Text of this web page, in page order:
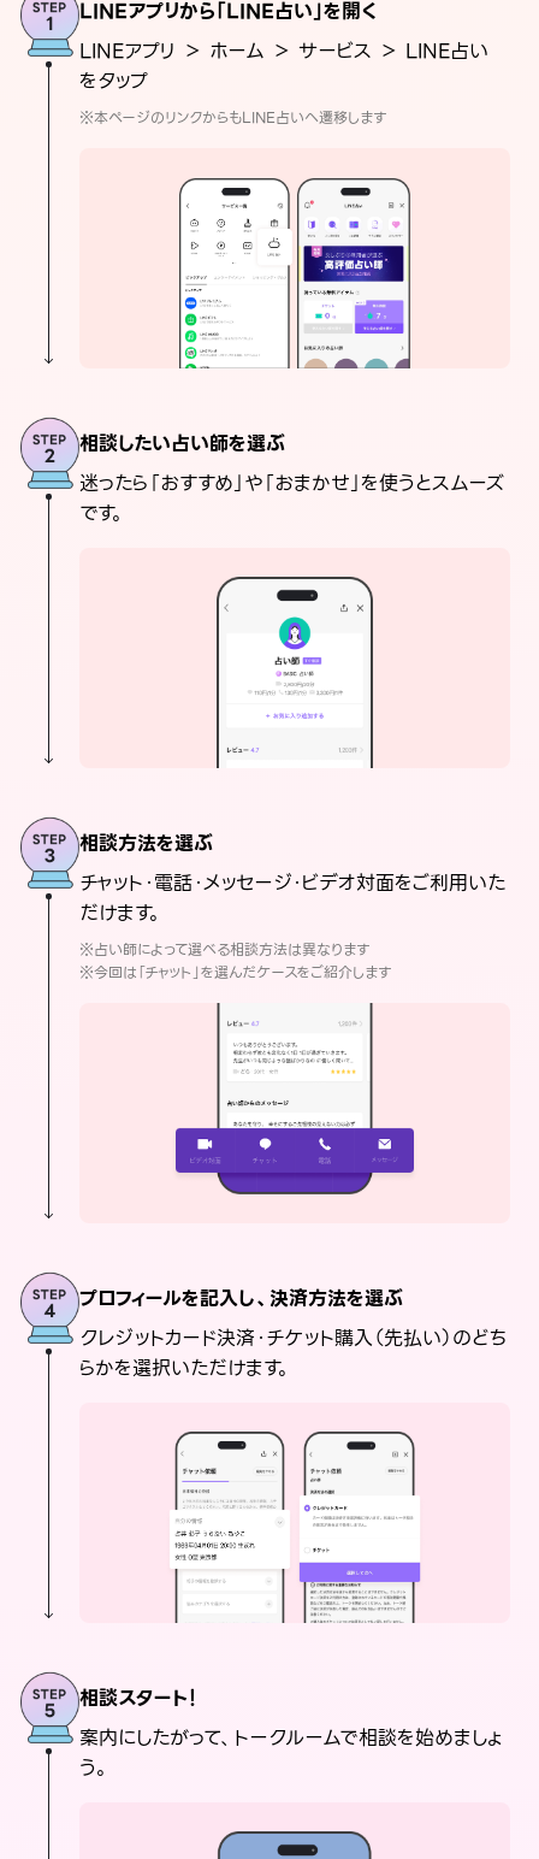
LINEアプリから「LINE占い」を開く
LINEアプリ ＞ ホーム ＞ サービス ＞ LINE占い
をタップ
※本ページのリンクからもLINE占いへ遷移します
相談したい占い師を選ぶ
迷ったら「おすすめ」や「おまかせ」を使うとスムーズ
です。
相談方法を選ぶ
チャット・電話・メッセージ・ビデオ対面をご利用いた
だけます。
※占い師によって選べる相談方法は異なります
※今回は「チャット」を選んだケースをご紹介します
プロフィールを記入し、決済方法を選ぶ
クレジットカード決済・チケット購入（先払い）のどち
らかを選択いただけます。
相談スタート！
案内にしたがって、トークルームで相談を始めましょ
う。